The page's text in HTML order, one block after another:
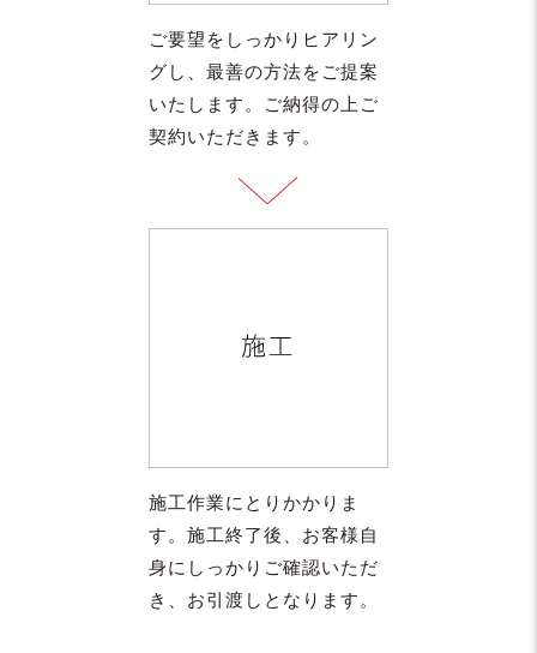
ご要望をしっかりヒアリン
グし、最善の方法をご提案
いたします。ご納得の上ご
契約いただきます。
施工作業にとりかかりま
す。施工終了後、お客様自
身にしっかりご確認いただ
き、お引渡しとなります。